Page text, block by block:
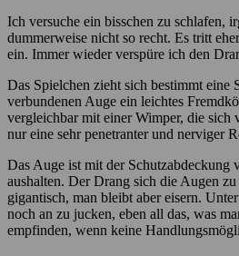
Ich versuche ein bisschen zu schlafen,
dummerweise nicht so recht. Es tritt
ein. Immer wieder verspüre ich den
Das Spielchen zieht sich bestimmt eine
verbundenen Auge ein leichtes
vergleichbar mit einer Wimper, die sich
nur eine sehr penetranter und nerviger
Das Auge ist mit der Schutzabdeckung
aushalten. Der Drang sich die Augen
gigantisch, man bleibt aber eisern.
noch an zu jucken, eben all das, was
empfinden, wenn keine